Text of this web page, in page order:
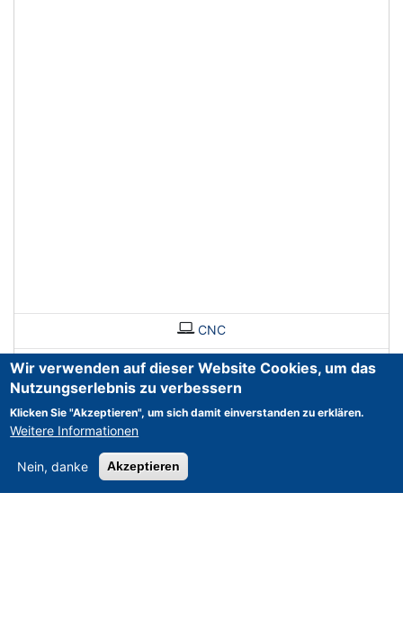
CNC
Wir verwenden auf dieser Website Cookies, um das
Nutzungserlebnis zu verbessern
Klicken Sie "Akzeptieren", um sich damit einverstanden zu erklären.
Weitere Informationen
Nein, danke Akzeptieren